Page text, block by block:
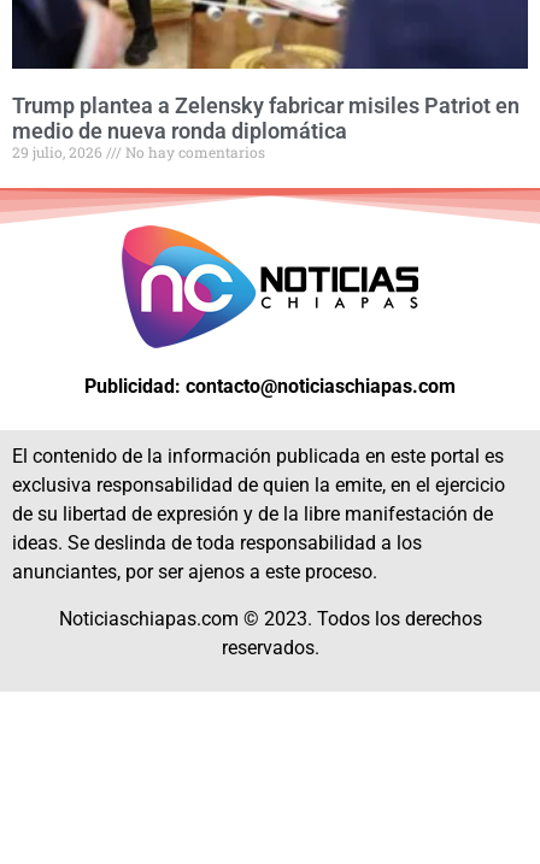
Trump plantea a Zelensky fabricar misiles Patriot en
medio de nueva ronda diplomática
29 julio, 2026 No hay comentarios
Publicidad: contacto@noticiaschiapas.com
El contenido de la información publicada en este portal es
exclusiva responsabilidad de quien la emite, en el ejercicio
de su libertad de expresión y de la libre manifestación de
ideas. Se deslinda de toda responsabilidad a los
anunciantes, por ser ajenos a este proceso.
Noticiaschiapas.com © 2023. Todos los derechos
reservados.